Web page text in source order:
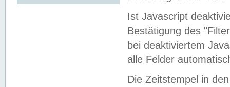
Ist Javascript
Bestätigung des
bei deaktiviertem
alle Felder
Die Zeitstempel in